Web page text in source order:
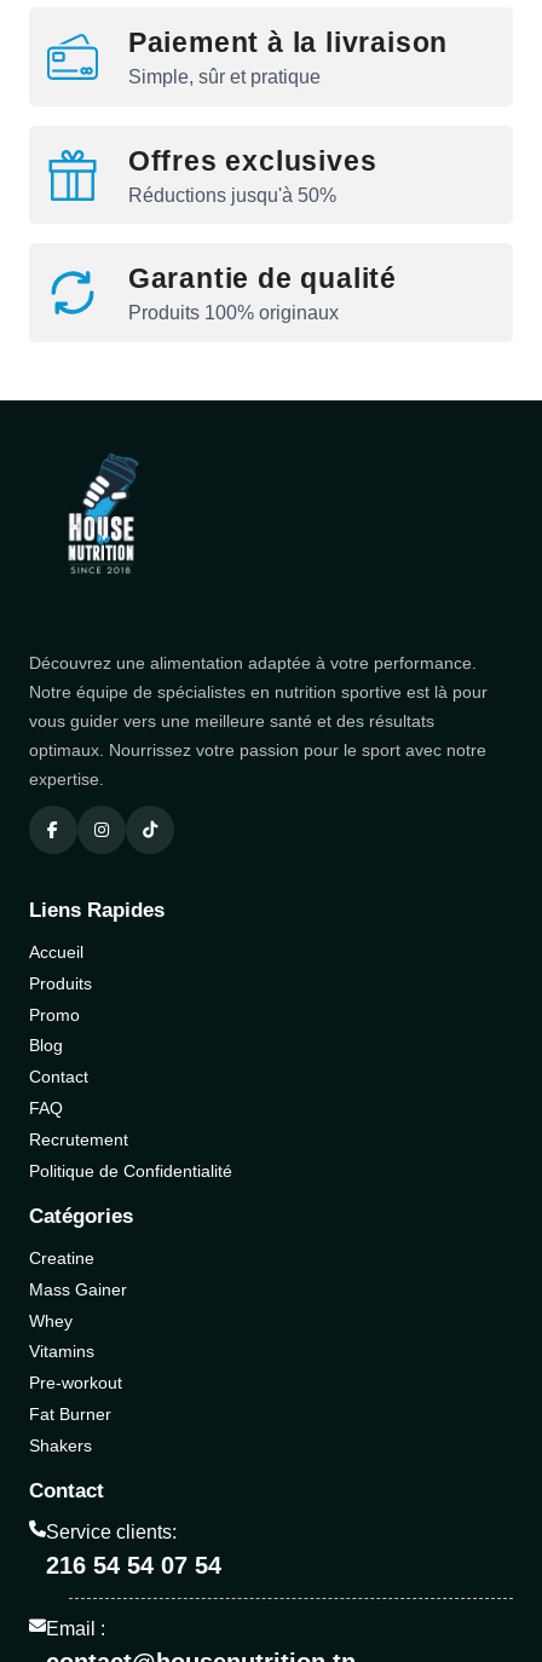
Paiement à la livraison
Simple, sûr et pratique
Offres exclusives
Réductions jusqu'à 50%
Garantie de qualité
Produits 100% originaux
Découvrez une alimentation adaptée à votre performance.
Notre équipe de spécialistes en nutrition sportive est là pour
vous guider vers une meilleure santé et des résultats
optimaux. Nourrissez votre passion pour le sport avec notre
expertise.
Liens Rapides
Accueil
Produits
Promo
Blog
Contact
FAQ
Recrutement
Politique de Confidentialité
Catégories
Creatine
Mass Gainer
Whey
Vitamins
Pre-workout
Fat Burner
Shakers
Contact
Service clients:
216 54 54 07 54
Email :